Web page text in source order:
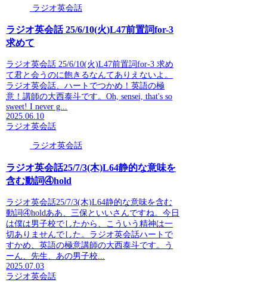
ラジオ英会話
ラジオ英会話 25/6/10(火)L47前置詞for-3
求めて
ラジオ英会話 25/6/10(火)L47前置詞for-3 求め
て君と会うのに飽きるなんてありえないよ。
ラジオ英会話、ハートでつかめ！英語の極
意！講師の大西泰斗です。Oh, sensei, that's so
sweet! I never g...
2025.06.10
ラジオ英会話
ラジオ英会話
ラジオ英会話25/7/3(木)L64静的な意味を
含む動詞④hold
ラジオ英会話25/7/3(木)L64静的な意味を含む
動詞④holdああ、三保といいさんですね。今日
は僕は男子校でしたから、こういう精神は一
切ありませんでした。ラジオ英会話ハートで
すかめ、英語の極意講師の大西泰斗です。う
ーん、先生、あの男子校...
2025.07.03
ラジオ英会話